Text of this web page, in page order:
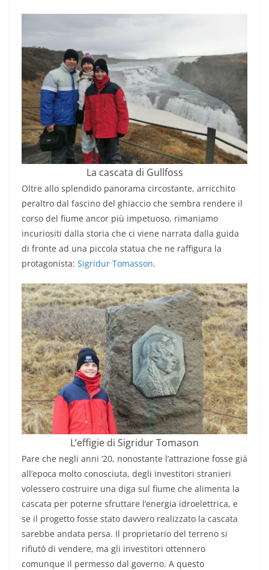
La cascata di Gullfoss
Oltre allo splendido panorama circostante, arricchito
peraltro dal fascino del ghiaccio che sembra rendere il
corso del fiume ancor più impetuoso, rimaniamo
incuriositi dalla storia che ci viene narrata dalla guida
di fronte ad una piccola statua che ne raffigura la
protagonista: Sigridur Tomasson.
L’effigie di Sigridur Tomason
Pare che negli anni ’20, nonostante l’attrazione fosse già
all’epoca molto conosciuta, degli investitori stranieri
volessero costruire una diga sul fiume che alimenta la
cascata per poterne sfruttare l’energia idroelettrica, e
se il progetto fosse stato davvero realizzato la cascata
sarebbe andata persa. Il proprietario del terreno si
rifiutò di vendere, ma gli investitori ottennero
comunque il permesso dal governo. A questo